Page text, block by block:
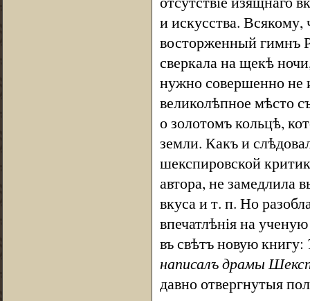
и искусства.
восторженный гимнъ
сверкала на щекѣ
нужно совершенно не
великолѣпное мѣсто
о золотомъ кольцѣ,
земли. Какъ и
шекспировской
автора, не замедлила
вкуса и т. п. Но
впечатлѣнія на
въ свѣтъ новую книгу:
написалъ драмы
давно отвергнутыя